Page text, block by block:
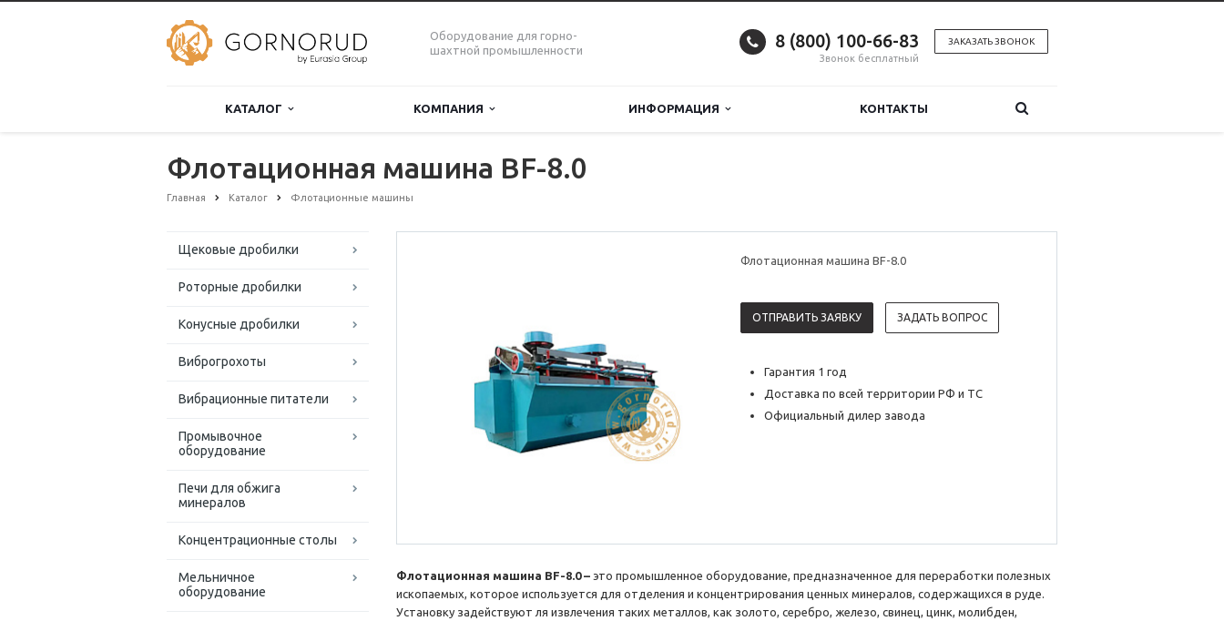
Оборудование для горно-
шахтной промышленности
ЗАКАЗАТЬ ЗВОНОК
8 (800) 100-66-83
Звонок бесплатный
КАТАЛОГ КОМПАНИЯ ИНФОРМАЦИЯ КОНТАКТЫ
Флотационная машина BF-8.0
Главная Каталог Флотационные машины
Щековые дробилки
Роторные дробилки
Конусные дробилки
Виброгрохоты
Вибрационные питатели
Промывочное
оборудование
Печи для обжига
минералов
Концентрационные столы
Мельничное
оборудование
Флотационная машина BF-8.0
ОТПРАВИТЬ ЗАЯВКУ ЗАДАТЬ ВОПРОС
Гарантия 1 год
Доставка по всей территории РФ и ТС
Официальный дилер завода
Флотационная машина BF-8.0 – это промышленное оборудование, предназначенное для переработки полезных
ископаемых, которое используется для отделения и концентрирования ценных минералов, содержащихся в руде.
Установку задействуют ля извлечения таких металлов, как золото, серебро, железо, свинец, цинк, молибден,